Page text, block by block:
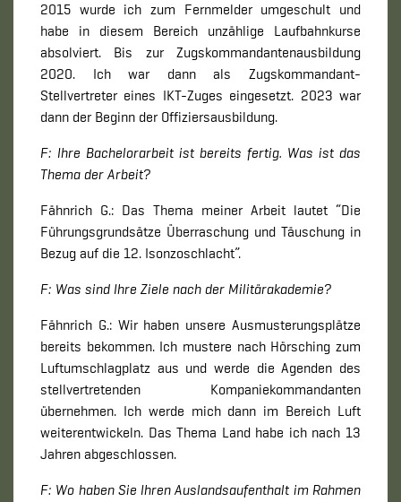
2015 wurde ich zum Fernmelder umgeschult und
habe in diesem Bereich unzählige Laufbahnkurse
absolviert. Bis zur Zugskommandantenausbildung
2020. Ich war dann als Zugskommandant-
Stellvertreter eines IKT-Zuges eingesetzt. 2023 war
dann der Beginn der Offiziersausbildung.
F: Ihre Bachelorarbeit ist bereits fertig. Was ist das
Thema der Arbeit?
Fähnrich G.: Das Thema meiner Arbeit lautet “Die
Führungsgrundsätze Überraschung und Täuschung in
Bezug auf die 12. Isonzoschlacht”.
F: Was sind Ihre Ziele nach der Militärakademie?
Fähnrich G.: Wir haben unsere Ausmusterungsplätze
bereits bekommen. Ich mustere nach Hörsching zum
Luftumschlagplatz aus und werde die Agenden des
stellvertretenden Kompaniekommandanten
übernehmen. Ich werde mich dann im Bereich Luft
weiterentwickeln. Das Thema Land habe ich nach 13
Jahren abgeschlossen.
F: Wo haben Sie Ihren Auslandsaufenthalt im Rahmen